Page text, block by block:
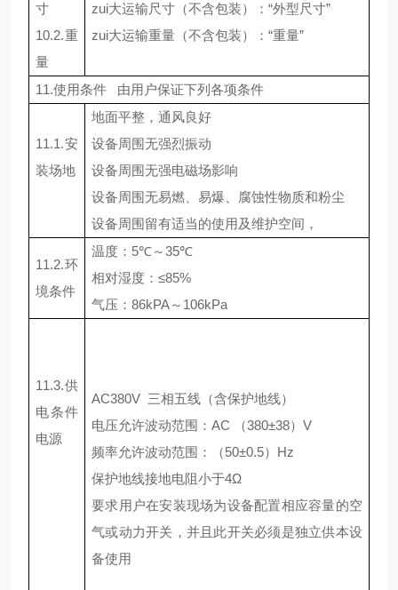
寸
10.2.重
量
zui大运输尺寸（不含包装）：“外型尺寸”
zui大运输重量（不含包装）：“重量”
11.使用条件 由用户保证下列各项条件
11.1.安
装场地
地面平整，通风良好
设备周围无强烈振动
设备周围无强电磁场影响
设备周围无易燃、易爆、腐蚀性物质和粉尘
设备周围留有适当的使用及维护空间，
11.2.环
境条件
温度： 5℃～35℃
相对湿度：≤85%
气压：86kPA～ 106kPa
11.3.供
电条件
电源
AC380V 三相五线（含保护地线）
电压允许波动范围：AC （380±38）V
频率允许波动范围：（50±0.5） Hz
保护地线接地电阻小于4Ω
要求用户在安装现场为设备配置相应容量的空
气或动力开关，并且此开关必须是独立供本设
备使用